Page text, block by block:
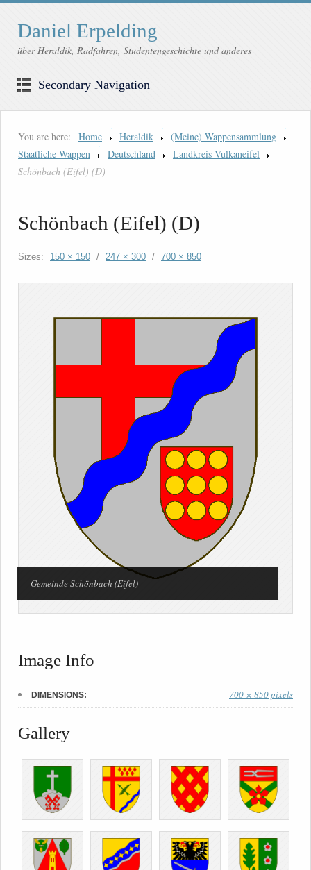
Daniel Erpelding
über Heraldik, Radfahren, Studentengeschichte und anderes
Secondary Navigation
You are here: Home Heraldik
(Meine) Wappensammlung
Staatliche Wappen
Deutschland
Landkreis Vulkaneifel
Schönbach (Eifel) (D)
Schönbach (Eifel) (D)
Sizes: 150 × 150 / 247 × 300 / 700 × 850
Gemeinde Schönbach (Eifel)
Image Info
DIMENSIONS: 700 × 850 pixels
Gallery